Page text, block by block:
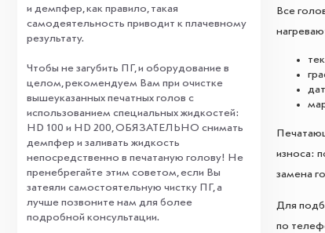
и демпфер, как правило, такая
самодеятельность приводит к плачевному
результату.
Чтобы не загубить ПГ, и оборудование в
целом, рекомендуем Вам при очистке
вышеуказанных печатных голов с
использованием специальных жидкостей:
HD 100 и HD 200, ОБЯЗАТЕЛЬНО снимать
демпфер и заливать жидкость
непосредственно в печатаную голову! Не
пренебрегайте этим советом, если Вы
затеяли самостоятельную чистку ПГ, а
лучше позвоните нам для более
подробной консультации.
Все
износа:
замена
Для
по